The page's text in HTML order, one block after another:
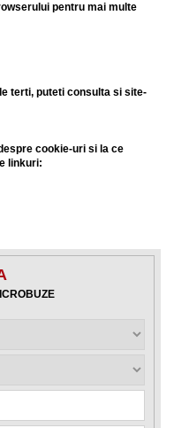
pentru mai multe
terti, puteti consulta si site-
cookie-uri si la ce
linkuri: